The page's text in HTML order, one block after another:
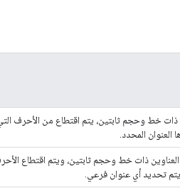
ذات خط وحجم ثابتين، يتم اقتطاع من الأحرف
العنوان المحدد.
ذات خط وحجم ثابتين، ويتم اقتطاع
تحديد أي عنوان فرعي.